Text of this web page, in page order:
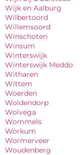
Wijk en Aalburg
Wilbertoord
Willemsoord
Winschoten
Winsum
Winterswijk
Winterswijk Meddo
Witharen
Wittem
Woerden
Woldendorp
Wolvega
Wommels
Workum
Wormerveer
Woudenberg